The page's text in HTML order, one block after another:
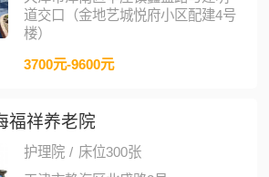
道交口（金地艺城悦府小区配建4号
楼）
3700元-9600元
福祥养老院
护理院 / 床位300张